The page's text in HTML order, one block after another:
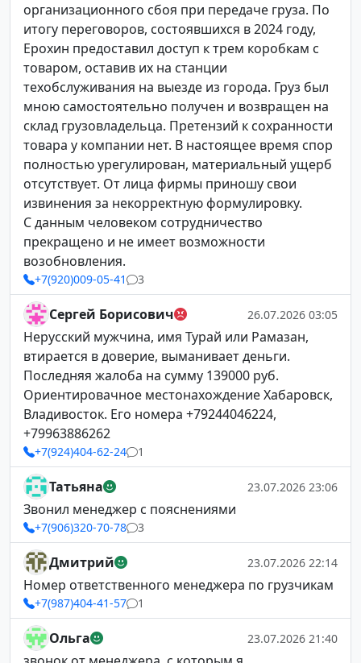
организационного сбоя при передаче груза. По
итогу переговоров, состоявшихся в 2024 году,
Ерохин предоставил доступ к трем коробкам с
товаром, оставив их на станции
техобслуживания на выезде из города. Груз был
мною самостоятельно получен и возвращен на
склад грузовладельца. Претензий к сохранности
товара у компании нет. В настоящее время спор
полностью урегулирован, материальный ущерб
отсутствует. От лица фирмы приношу свои
извинения за некорректную формулировку.
С данным человеком сотрудничество
прекращено и не имеет возможности
возобновления.
+7(920)009-05-41 3
Сергей Борисович 26.07.2026 03:05
Нерусский мужчина, имя Турай или Рамазан,
втирается в доверие, выманивает деньги.
Последняя жалоба на сумму 139000 руб.
Ориентировачное местонахождение Хабаровск,
Владивосток. Его номера +79244046224,
+79963886262
+7(924)404-62-24 1
Татьяна 23.07.2026 23:06
Звонил менеджер с пояснениями
+7(906)320-70-78 3
Дмитрий 23.07.2026 22:14
Номер ответственного менеджера по грузчикам
+7(987)404-41-57 1
Ольга 23.07.2026 21:40